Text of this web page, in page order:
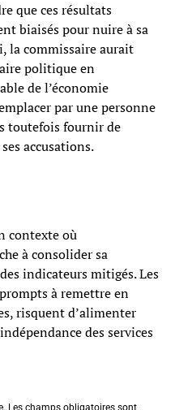
que ces résultats
biaisés pour nuire à sa
la commissaire aurait
politique en
de l’économie
par une personne
toutefois fournir de
accusations.
contexte où
à consolider sa
indicateurs mitigés. Les
à remettre en
risquent d’alimenter
des services
Les champs obligatoires sont